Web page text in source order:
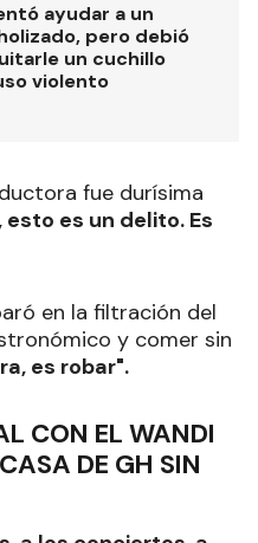
ayudar a un
pero debió
un cuchillo
violento
fue durísima
esto es un delito. Es
en la filtración del
y comer sin
es robar".
CON EL WANDI
DE GH SIN